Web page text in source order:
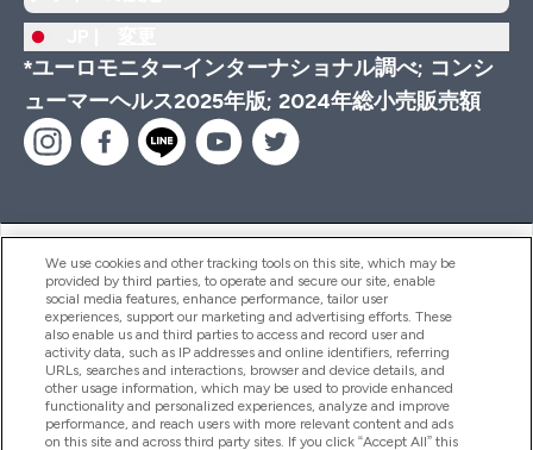
*ユーロモニターインターナショナル調べ; コンシ
ューマーヘルス2025年版; 2024年総小売販売額
ヘルプ＆ガイド
商品について
会社概要
We use cookies and other tracking tools on this site, which may be
provided by third parties, to operate and secure our site, enable
social media features, enhance performance, tailor user
experiences, support our marketing and advertising efforts. These
also enable us and third parties to access and record user and
activity data, such as IP addresses and online identifiers, referring
URLs, searches and interactions, browser and device details, and
other usage information, which may be used to provide enhanced
functionality and personalized experiences, analyze and improve
performance, and reach users with more relevant content and ads
on this site and across third party sites. If you click “Accept All” this